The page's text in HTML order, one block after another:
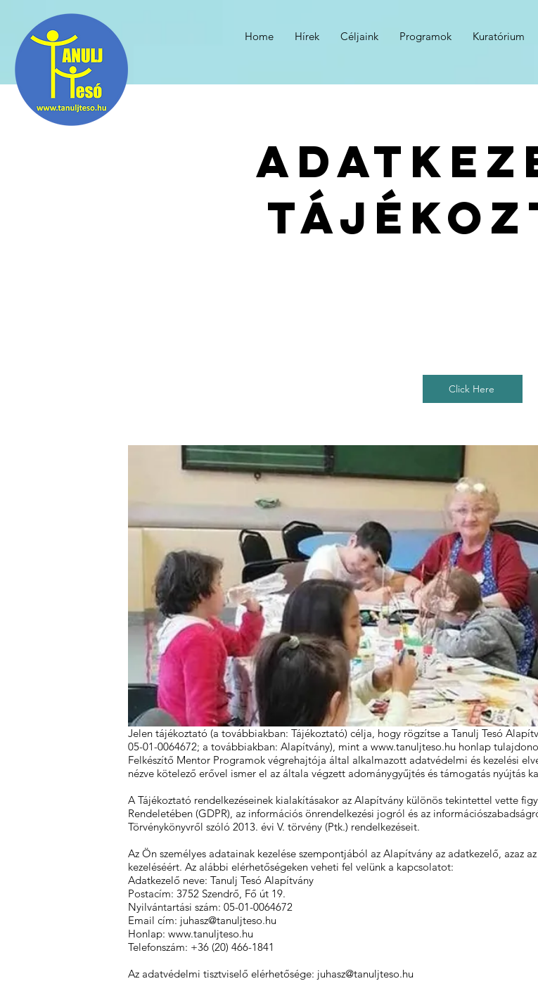
Home Hírek Céljaink Programok Kuratórium
Click Here
Jelen tájékoztató (a továbbiakban: Tájékoztató) célja, hogy rögzítse a Tanulj Tesó
05-01-0064672; a továbbiakban: Alapítvány), mint a www.tanuljteso.hu honlap
Felkészítő Mentor Programok végrehajtója által alkalmazott adatvédelmi és kezelési
nézve kötelező erővel ismer el az általa végzett adománygyűjtés és támogatás nyújtás
A Tájékoztató rendelkezéseinek kialakításakor az Alapítvány különös tekintettel vette
Rendeletében (GDPR), az információs önrendelkezési jogról és az
Törvénykönyvről szóló 2013. évi V. törvény (Ptk.) rendelkezéseit.
Az Ön személyes adatainak kezelése szempontjából az Alapítvány az adatkezelő, azaz
kezeléséért. Az alábbi elérhetőségeken veheti fel velünk a kapcsolatot:
Adatkezelő neve: Tanulj Tesó Alapítvány
Postacím: 3752 Szendrő, Fő út 19.
Nyilvántartási szám: 05-01-0064672
Email cím: juhasz@tanuljteso.hu
Honlap: www.tanuljteso.hu
Telefonszám: +36 (20) 466-1841
Az adatvédelmi tisztviselő elérhetősége: juhasz@tanuljteso.hu